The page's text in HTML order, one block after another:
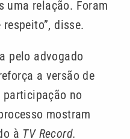
uma relação. Foram
disse.
pelo advogado
a versão de
participação no
mostram
à TV Record.